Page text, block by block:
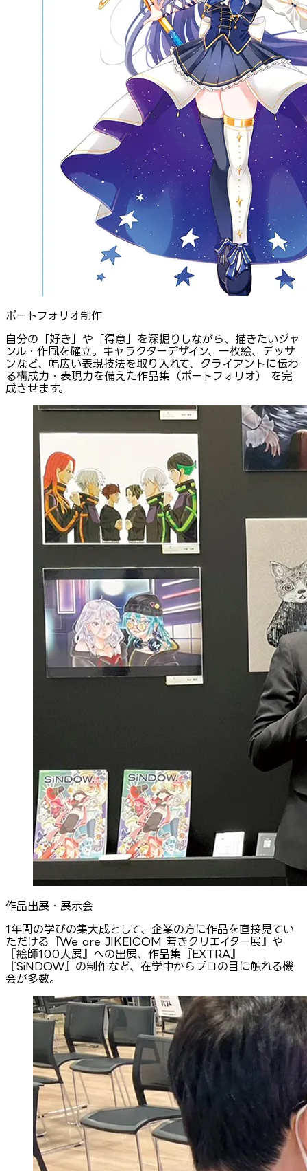
ポートフォリオ制作
自分の「好き」や「得意」を深掘りしながら、描きたいジャ
ンル・作風を確立。キャラクターデザイン、一枚絵、デッサ
ンなど、幅広い表現技法を取り入れて、クライアントに伝わ
る構成力・表現力を備えた作品集（ポートフォリオ） を完
成させます。
作品出展・展示会
1年間の学びの集大成として、企業の方に作品を直接見てい
ただける『We are JIKEICOM 若きクリエイター展』や
『絵師100人展』への出展、作品集『EXTRA』
『SiNDOW』の制作など、在学中からプロの目に触れる機
会が多数。